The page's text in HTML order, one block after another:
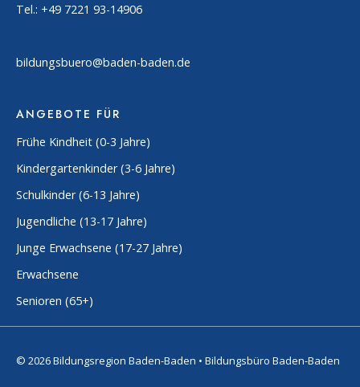
Tel.: +49 7221 93-14906
bildungsbuero@baden-baden.de
ANGEBOTE FÜR
Frühe Kindheit (0-3 Jahre)
Kindergartenkinder (3-6 Jahre)
Schulkinder (6-13 Jahre)
Jugendliche (13-17 Jahre)
Junge Erwachsene (17-27 Jahre)
Erwachsene
Senioren (65+)
© 2026 Bildungsregion Baden-Baden • Bildungsbüro Baden-Baden